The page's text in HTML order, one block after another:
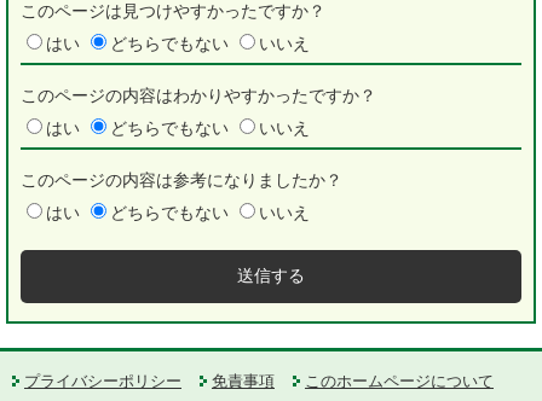
このページは見つけやすかったですか？
はい
どちらでもない いいえ
このページの内容はわかりやすかったですか？
はい
どちらでもない いいえ
このページの内容は参考になりましたか？
はい
どちらでもない いいえ
プライバシーポリシー 免責事項 このホームページについて